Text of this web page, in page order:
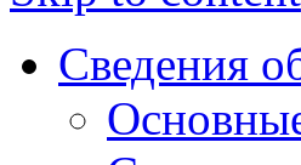
Сведения